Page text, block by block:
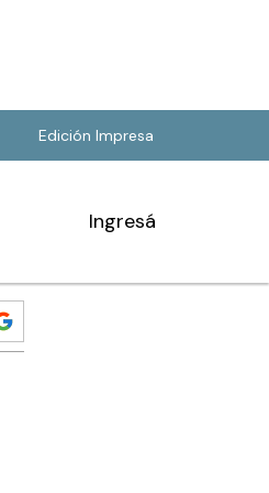
Edición Impresa
Ingresá